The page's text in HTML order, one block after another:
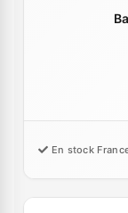
En stock